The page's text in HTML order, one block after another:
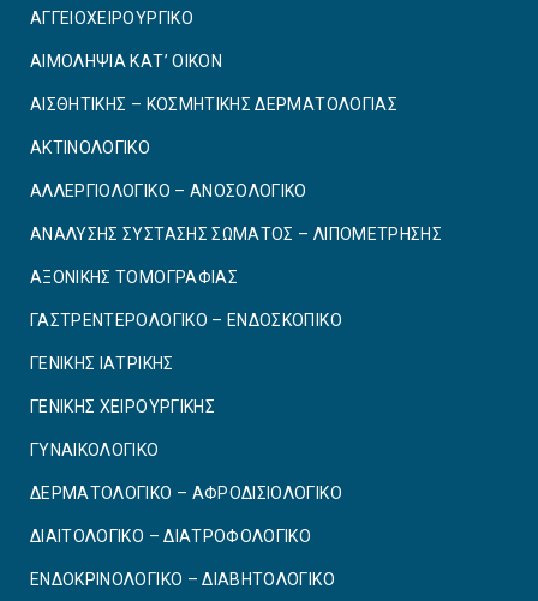
ΑΓΓΕΙΟΧΕΙΡΟΥΡΓΙΚO
ΑΙΜΟΛΗΨΙΑ ΚΑΤ’ ΟΙΚΟΝ
ΑΙΣΘΗΤΙΚΗΣ – ΚΟΣΜΗΤΙΚΗΣ ΔΕΡΜΑΤΟΛΟΓΙΑΣ
ΑΚΤΙΝΟΛΟΓΙΚΟ
ΑΛΛΕΡΓΙΟΛΟΓΙΚΟ – ΑΝΟΣΟΛΟΓΙΚΟ
ΑΝΑΛΥΣΗΣ ΣΥΣΤΑΣΗΣ ΣΩΜΑΤΟΣ – ΛΙΠΟΜΕΤΡΗΣΗΣ
ΑΞΟΝΙΚΗΣ ΤΟΜΟΓΡΑΦΙΑΣ
ΓΑΣΤΡΕΝΤΕΡΟΛΟΓΙΚΟ – ΕΝΔΟΣΚΟΠΙΚΟ
ΓΕΝΙΚΗΣ ΙΑΤΡΙΚΗΣ
ΓΕΝΙΚΗΣ ΧΕΙΡΟΥΡΓΙΚΗΣ
ΓΥΝΑΙΚΟΛΟΓΙΚΟ
ΔΕΡΜΑΤΟΛΟΓΙΚΟ – ΑΦΡΟΔΙΣΙΟΛΟΓΙΚΟ
ΔΙΑΙΤΟΛΟΓΙΚΟ – ΔΙΑΤΡΟΦΟΛΟΓΙΚΟ
ΕΝΔΟΚΡΙΝΟΛΟΓΙΚΟ – ΔΙΑΒΗΤΟΛΟΓΙΚΟ